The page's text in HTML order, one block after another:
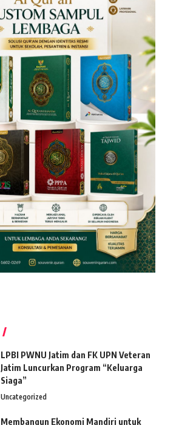
LPBI PWNU Jatim dan FK UPN Veteran
Jatim Luncurkan Program “Keluarga
Siaga”
Uncategorized
Membangun Ekonomi Mandiri untuk